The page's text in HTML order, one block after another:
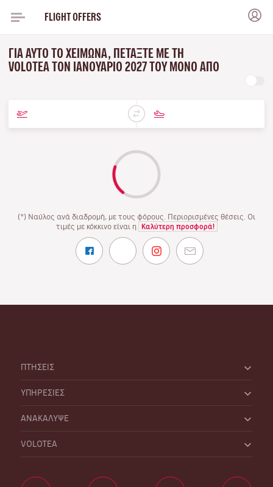
FLIGHT OFFERS
ΓΙΑ ΑΥΤΌ ΤΟ ΧΕΙΜΏΝΑ, ΠΕΤΆΞΤΕ ΜΕ ΤΗ
VOLOTEA ΤΟΝ ΙΑΝΟΥΆΡΙΟ 2027 ΤΟΥ ΜΌΝΟ ΑΠΌ
(*) Ναύλος ανά διαδρομή, με τους φόρους. Περιορισμένες θέσεις. Οι
τιμές με κόκκινο είναι η
Καλύτερη προσφορά!
ΠΤΗΣΕΙΣ
ΥΠΗΡΕΣΙΕΣ
ΑΝΑΚΑΛΥΨΕ
VOLOTEA